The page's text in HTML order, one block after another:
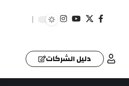
دليل الشركات